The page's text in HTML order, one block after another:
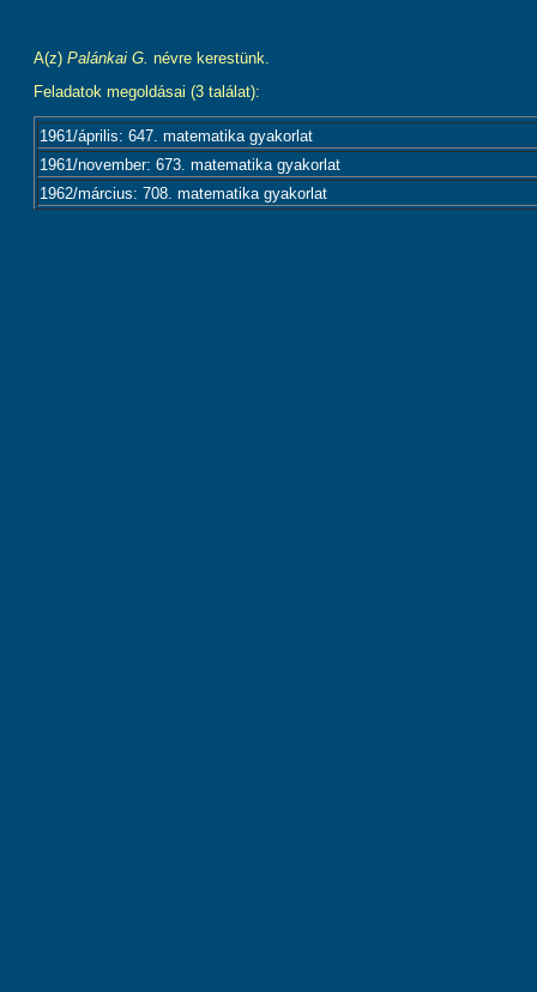
A(z) Palánkai G. névre kerestünk.
Feladatok megoldásai (3 találat):
1961/április: 647. matematika gyakorlat
1961/november: 673. matematika gyakorlat
1962/március: 708. matematika gyakorlat